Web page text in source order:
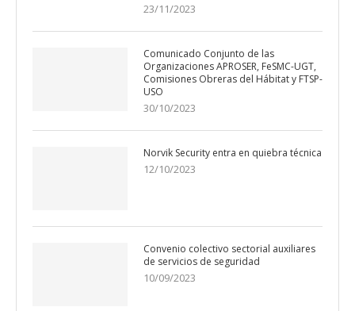
23/11/2023
Comunicado Conjunto de las
Organizaciones APROSER, FeSMC-UGT,
Comisiones Obreras del Hábitat y FTSP-
USO
30/10/2023
Norvik Security entra en quiebra técnica
12/10/2023
Convenio colectivo sectorial auxiliares
de servicios de seguridad
10/09/2023